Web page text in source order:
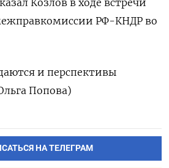
Козлов в ходе встречи
РФ-КНДР во
и перспективы
Попова)
НА ТЕЛЕГРАМ